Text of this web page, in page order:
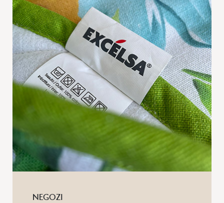
NEGOZI